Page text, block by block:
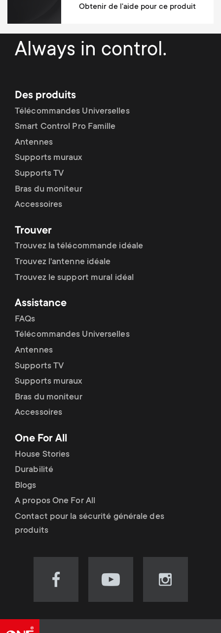
Ajustement aisé après l’installation
Gestion des câbles
Prises murales fischer incluses
10 ans de garantie
Dimensions (LxWxH / cm)
Obtenir de l'aide pour ce produit
Always in control.
Des produits
Télécommandes Universelles
Smart Control Pro Famille
Antennes
Supports muraux
Supports TV
Bras du moniteur
Accessoires
Trouver
Trouvez la télécommande idéale
Trouvez l'antenne idéale
Trouvez le support mural idéal
Assistance
FAQs
Télécommandes Universelles
Antennes
Supports TV
Supports muraux
Bras du moniteur
Accessoires
One For All
House Stories
Durabilité
Blogs
A propos One For All
Contact pour la sécurité générale des
produits
Visit
Visit
Visit